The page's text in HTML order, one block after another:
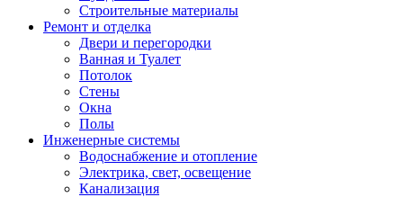
Строительные материалы
Ремонт и отделка
Двери и перегородки
Ванная и Туалет
Потолок
Стены
Окна
Полы
Инженерные системы
Водоснабжение и отопление
Электрика, свет, освещение
Канализация